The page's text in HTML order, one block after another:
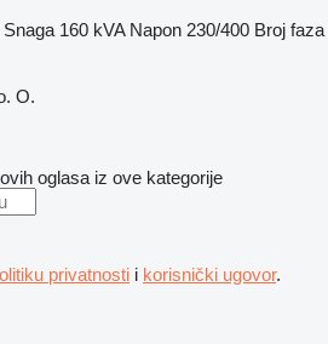
Snaga 160 kVA Napon 230/400 Broj faza
O.
oglasa iz ove kategorije
privatnosti i korisnički ugovor.